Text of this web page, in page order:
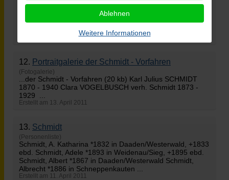
...Die Familie von Thomas CarlSchmidt(1840 - 1899) (34
kb) Das Foto entstand um 1888. Oben v.l.: Otto, Karl
Julius, Robert, Luise, Thomas Carl, Linas; Mitte: Gertrud
Sassmann verh. Schmidt ...
Erstellt am 13. April 2011
12. Portraitgalerie der Schmidt - Vorfahren
(Fotogalerie)
...der Schmidt - Vorfahren (20 kb) Karl Julius SCHMIDT
1870 - 1940 Clara VOGELBUSCH verh. Schmidt 1873 -
1929 ...
Erstellt am 13. April 2011
13. Schmidt
(Personenliste)
Schmidt , A. Katharina *1832 in Daaden/Westerwald, +1833
ebd. Schmidt, Adele *1893 in Weidenau/Sieg, +1895 ebd.
Schmidt, Albert *1867 in Daaden/Westerwald Schmidt,
Albrecht *1886 in Schneppenkauten ...
Erstellt am 11. April 2011
Ablehnen
Weitere Informationen